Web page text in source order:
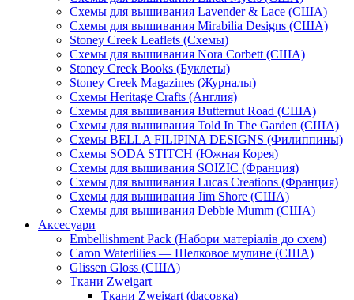
Схемы для вышивания Lavender & Lace (США)
Схемы для вышивания Mirabilia Designs (США)
Stoney Creek Leaflets (Схемы)
Схемы для вышивания Nora Corbett (США)
Stoney Creek Books (Буклеты)
Stoney Creek Magazines (Журналы)
Схемы Heritage Crafts (Англия)
Схемы для вышивания Butternut Road (США)
Схемы для вышивания Told In The Garden (США)
Схемы BELLA FILIPINA DESIGNS (Филиппины)
Схемы SODA STITCH (Южная Корея)
Схемы для вышивания SOIZIC (Франция)
Схемы для вышивания Lucas Creations (Франция)
Схемы для вышивания Jim Shore (США)
Схемы для вышивания Debbie Mumm (США)
Аксесуари
Embellishment Pack (Набори матеріалів до схем)
Caron Waterlilies — Шелковое мулине (США)
Glissen Gloss (США)
Ткани Zweigart
Ткани Zweigart (фасовка)